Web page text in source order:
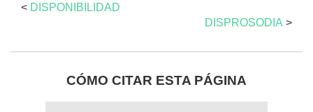
< DISPONIBILIDAD
DISPROSODIA >
CÓMO CITAR ESTA PÁGINA